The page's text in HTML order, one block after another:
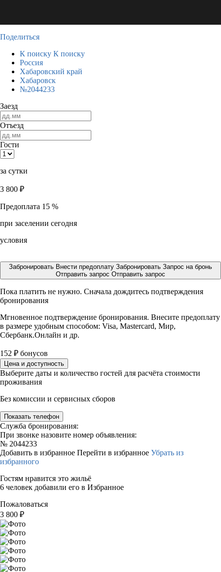
Поделиться
К поиску К поиску
Россия
Хабаровский край
Хабаровск
№2044233
Заезд
Отъезд
Гости
за сутки
3 800 ₽
Предоплата 15 %
при заселении сегодня
условия
Забронировать Внести предоплату Забронировать Запрос на бронь
Отправить запрос Отправить запрос
Пока платить не нужно. Сначала дождитесь подтверждения
бронирования
Мгновенное подтверждение бронирования. Внесите предоплату
в размере удобным способом: Visa, Mastercard, Мир,
Сбербанк.Онлайн и др.
152 ₽ бонусов
Цена и доступность
Выберите даты и количество гостей для расчёта стоимости
проживания
Без комиссии и сервисных сборов
Показать телефон
Служба бронирования:
При звонке назовите номер объявления:
№ 2044233
Добавить в избранное Перейти в избранное Убрать из
избранного
Гостям нравится это жильё
6 человек добавили его в Избранное
Пожаловаться
3 800 ₽